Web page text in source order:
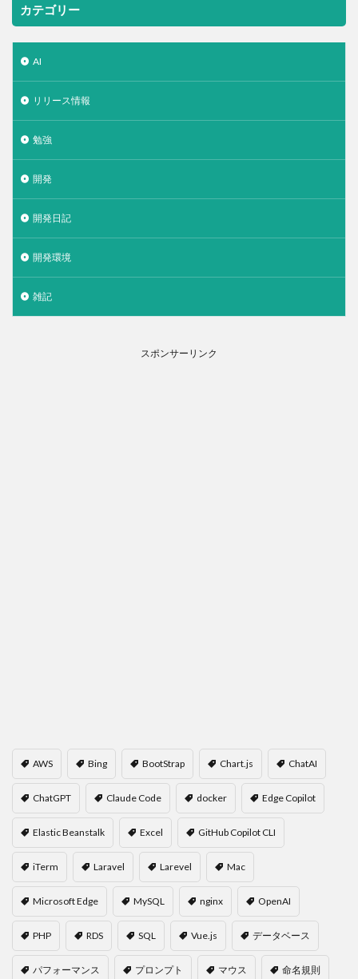
カテゴリー
AI
リリース情報
勉強
開発
開発日記
開発環境
雑記
スポンサーリンク
AWS Bing BootStrap Chart.js ChatAI
ChatGPT Claude Code docker Edge Copilot
Elastic Beanstalk Excel GitHub Copilot CLI
iTerm Laravel Larevel Mac
Microsoft Edge MySQL nginx OpenAI
PHP RDS SQL Vue.js データベース
パフォーマンス プロンプト マウス 命名規則